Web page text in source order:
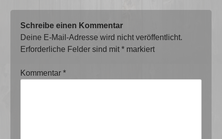
Schreibe einen Kommentar
Deine E-Mail-Adresse wird nicht veröffentlicht.
Erforderliche Felder sind mit* markiert
Kommentar*